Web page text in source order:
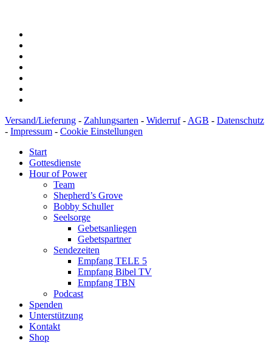
Versand/Lieferung - Zahlungsarten - Widerruf- AGB - Datenschutz
- Impressum - Cookie Einstellungen
Start
Gottesdienste
Hour of Power
Team
Shepherd’s Grove
Bobby Schuller
Seelsorge
Gebetsanliegen
Gebetspartner
Sendezeiten
Empfang TELE 5
Empfang Bibel TV
Empfang TBN
Podcast
Spenden
Unterstützung
Kontakt
Shop